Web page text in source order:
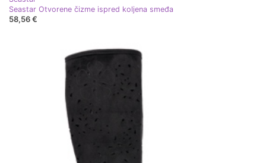
Seastar Otvorene čizme ispred koljena smeđa
58,56 €